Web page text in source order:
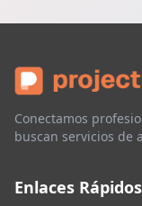
Conectamos
buscan servicios
Enlaces Rápidos